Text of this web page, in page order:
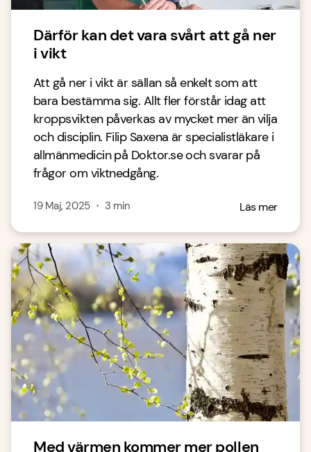
Därför kan det vara svårt att gå ner
i vikt
Att gå ner i vikt är sällan så enkelt som att
bara bestämma sig. Allt fler förstår idag att
kroppsvikten påverkas av mycket mer än vilja
och disciplin. Filip Saxena är specialistläkare i
allmänmedicin på Doktor.se och svarar på
frågor om viktnedgång.
19 Maj, 2025・ 3 min Läs mer
Med värmen kommer mer pollen